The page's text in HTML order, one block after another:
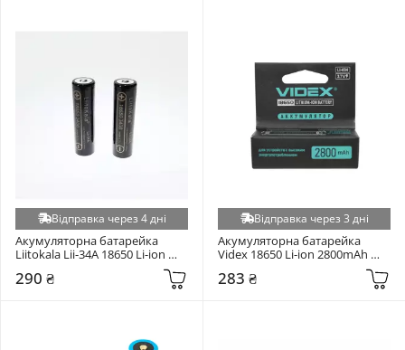
Відправка через 4 дні
Акумуляторна батарейка
Liitokala Lii-34A 18650 Li-ion
290 ₴
Відправка через 3 дні
Акумуляторна батарейка
Videx 18650 Li-ion 2800mAh
283 ₴